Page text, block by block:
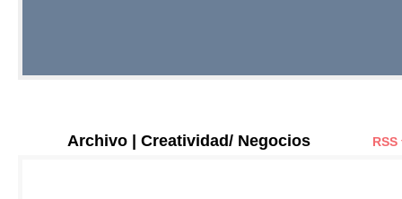
Archivo | Creatividad/ Negocios